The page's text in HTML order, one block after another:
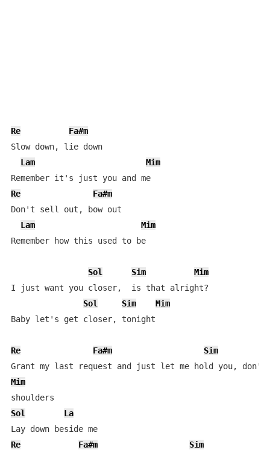
Re
Fa#m
Slow down, lie down
Lam
Mim
Re
Fa#m
Don't sell out, bow out
Lam
Mim
Remember how this used to be
Sol Sim
Mim
I just want you closer,  is that alright?
Sol
Sim
Mim
Baby let's get closer, tonight
Re Fa#m Sim
Mim
Sol
La
Re
Fa#m
Sim